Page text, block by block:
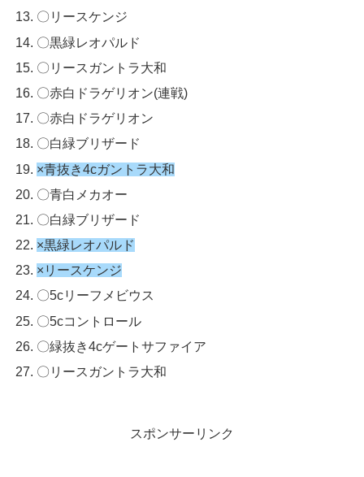
〇リースケンジ
〇黒緑レオパルド
〇リースガントラ大和
〇赤白ドラゲリオン(連戦)
〇赤白ドラゲリオン
〇白緑ブリザード
×青抜き4cガントラ大和
〇青白メカオー
〇白緑ブリザード
×黒緑レオパルド
×リースケンジ
〇5cリーフメビウス
〇5cコントロール
〇緑抜き4cゲートサファイア
〇リースガントラ大和
スポンサーリンク